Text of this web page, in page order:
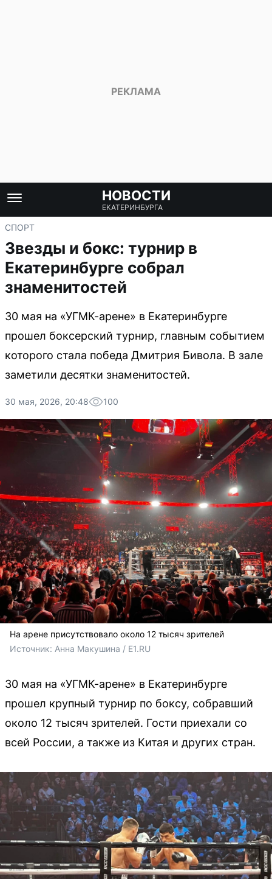
НОВОСТИ
ЕКАТЕРИНБУРГА
СПОРТ
Звезды и бокс: турнир в
Екатеринбурге собрал
знаменитостей
30 мая на «УГМК-арене» в Екатеринбурге
прошел боксерский турнир, главным событием
которого стала победа Дмитрия Бивола. В зале
заметили десятки знаменитостей.
30 мая, 2026, 20:48 100
На арене присутствовало около 12 тысяч зрителей
Источник: Анна Макушина / E1.RU
30 мая на «УГМК-арене» в Екатеринбурге
прошел крупный турнир по боксу, собравший
около 12 тысяч зрителей. Гости приехали со
всей России, а также из Китая и других стран.